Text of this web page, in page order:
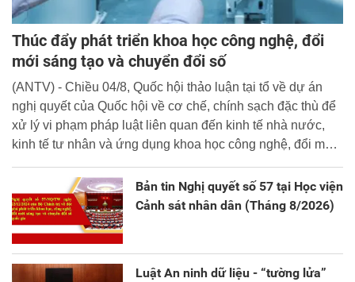
Thúc đẩy phát triển khoa học công nghệ, đổi
mới sáng tạo và chuyển đổi số
(ANTV) - Chiều 04/8, Quốc hội thảo luận tại tổ về dự án
nghị quyết của Quốc hội về cơ chế, chính sạch đặc thù để
xử lý vi phạm pháp luật liên quan đến kinh tế nhà nước,
kinh tế tư nhân và ứng dụng khoa học công nghệ, đổi mới
Bản tin Nghị quyết số 57 tại Học viện
Cảnh sát nhân dân (Tháng 8/2026)
Luật An ninh dữ liệu - “tường lửa”